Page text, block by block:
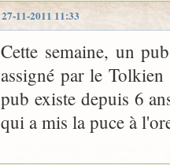
27-11-2011 11:33
Cette semaine, un
assigné par le
pub existe depuis 6
qui a mis la puce à